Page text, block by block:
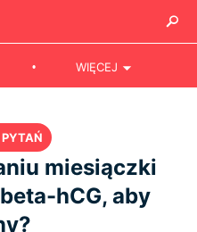
WIĘCEJ
miesiączki
hCG, aby